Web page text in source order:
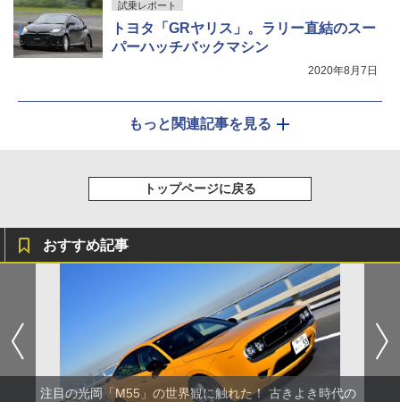
試乗レポート
トヨタ「GRヤリス」。ラリー直結のスー
パーハッチバックマシン
2020年8月7日
もっと関連記事を見る
トップページに戻る
おすすめ記事
注目の光岡「M55」の世界観に触れた！ 古きよき時代の